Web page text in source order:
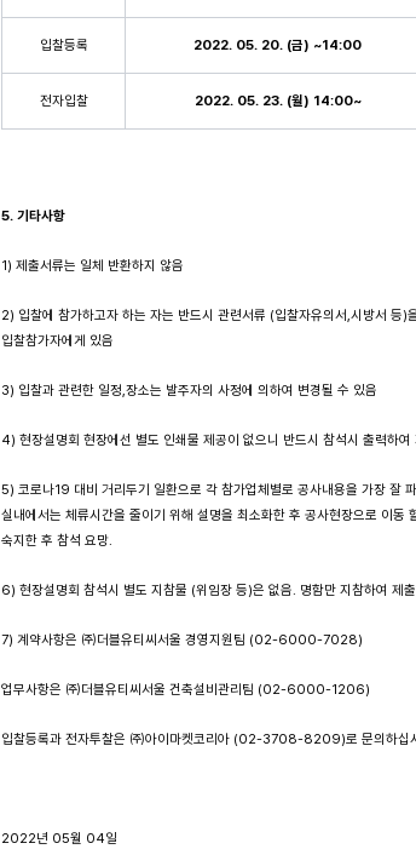
입찰등록 2022. 05. 20. (금) ~14:00
전자입찰 2022. 05. 23. (월) 14:00~
5. 기타사항
1) 제출서류는 일체 반환하지 않음
2) 입찰에 참가하고자 하는 자는 반드시 관련서류 (입찰자유의서,시방서 등)
입찰참가자에게 있음
3) 입찰과 관련한 일정,장소는 발주자의 사정에 의하여 변경될 수 있음
4) 현장설명회 현장에선 별도 인쇄물 제공이 없으니 반드시 참석시 출력하여
5) 코로나19 대비 거리두기 일환으로 각 참가업체별로 공사내용을 가장 잘
실내에서는 체류시간을 줄이기 위해 설명을 최소화한 후 공사현장으로 이
숙지한 후 참석 요망.
6) 현장설명회 참석시 별도 지참물 (위임장 등)은 없음. 명함만 지참하여 제
7) 계약사항은 ㈜더블유티씨서울 경영지원팀 (02-6000-7028)
업무사항은 ㈜더블유티씨서울 건축설비관리팀 (02-6000-1206)
입찰등록과 전자투찰은 ㈜아이마켓코리아 (02-3708-8209)로 문의하십
2022년 05월 04일